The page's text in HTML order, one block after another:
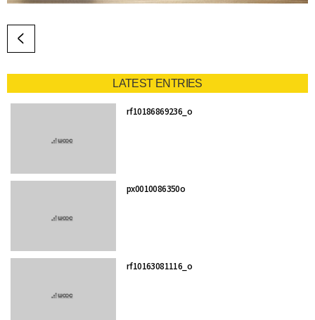
LATEST ENTRIES
rf10186869236_o
px0010086350o
rf10163081116_o